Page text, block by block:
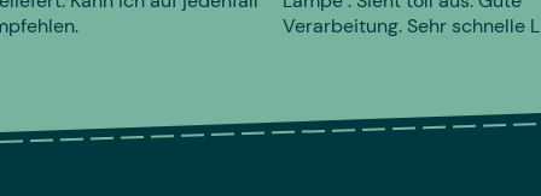
Verarbeitung. Sehr schnelle